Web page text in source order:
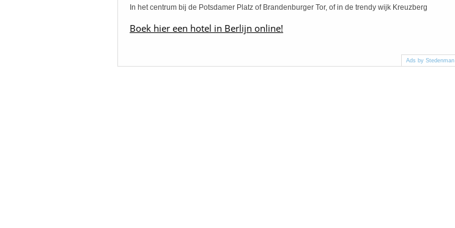
In het centrum bij de Potsdamer Platz of Brandenburger Tor, of in de trendy wijk Kreuzberg
Boek hier een hotel in Berlijn online!
Ads by Stedenman